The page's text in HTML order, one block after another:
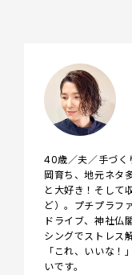
40歳／夫／手づく
岡育ち、地元ネタ
と大好き！そして
ど）。プチプラフ
ドライブ、神社仏
シングでストレス
「これ、いいな
いです。